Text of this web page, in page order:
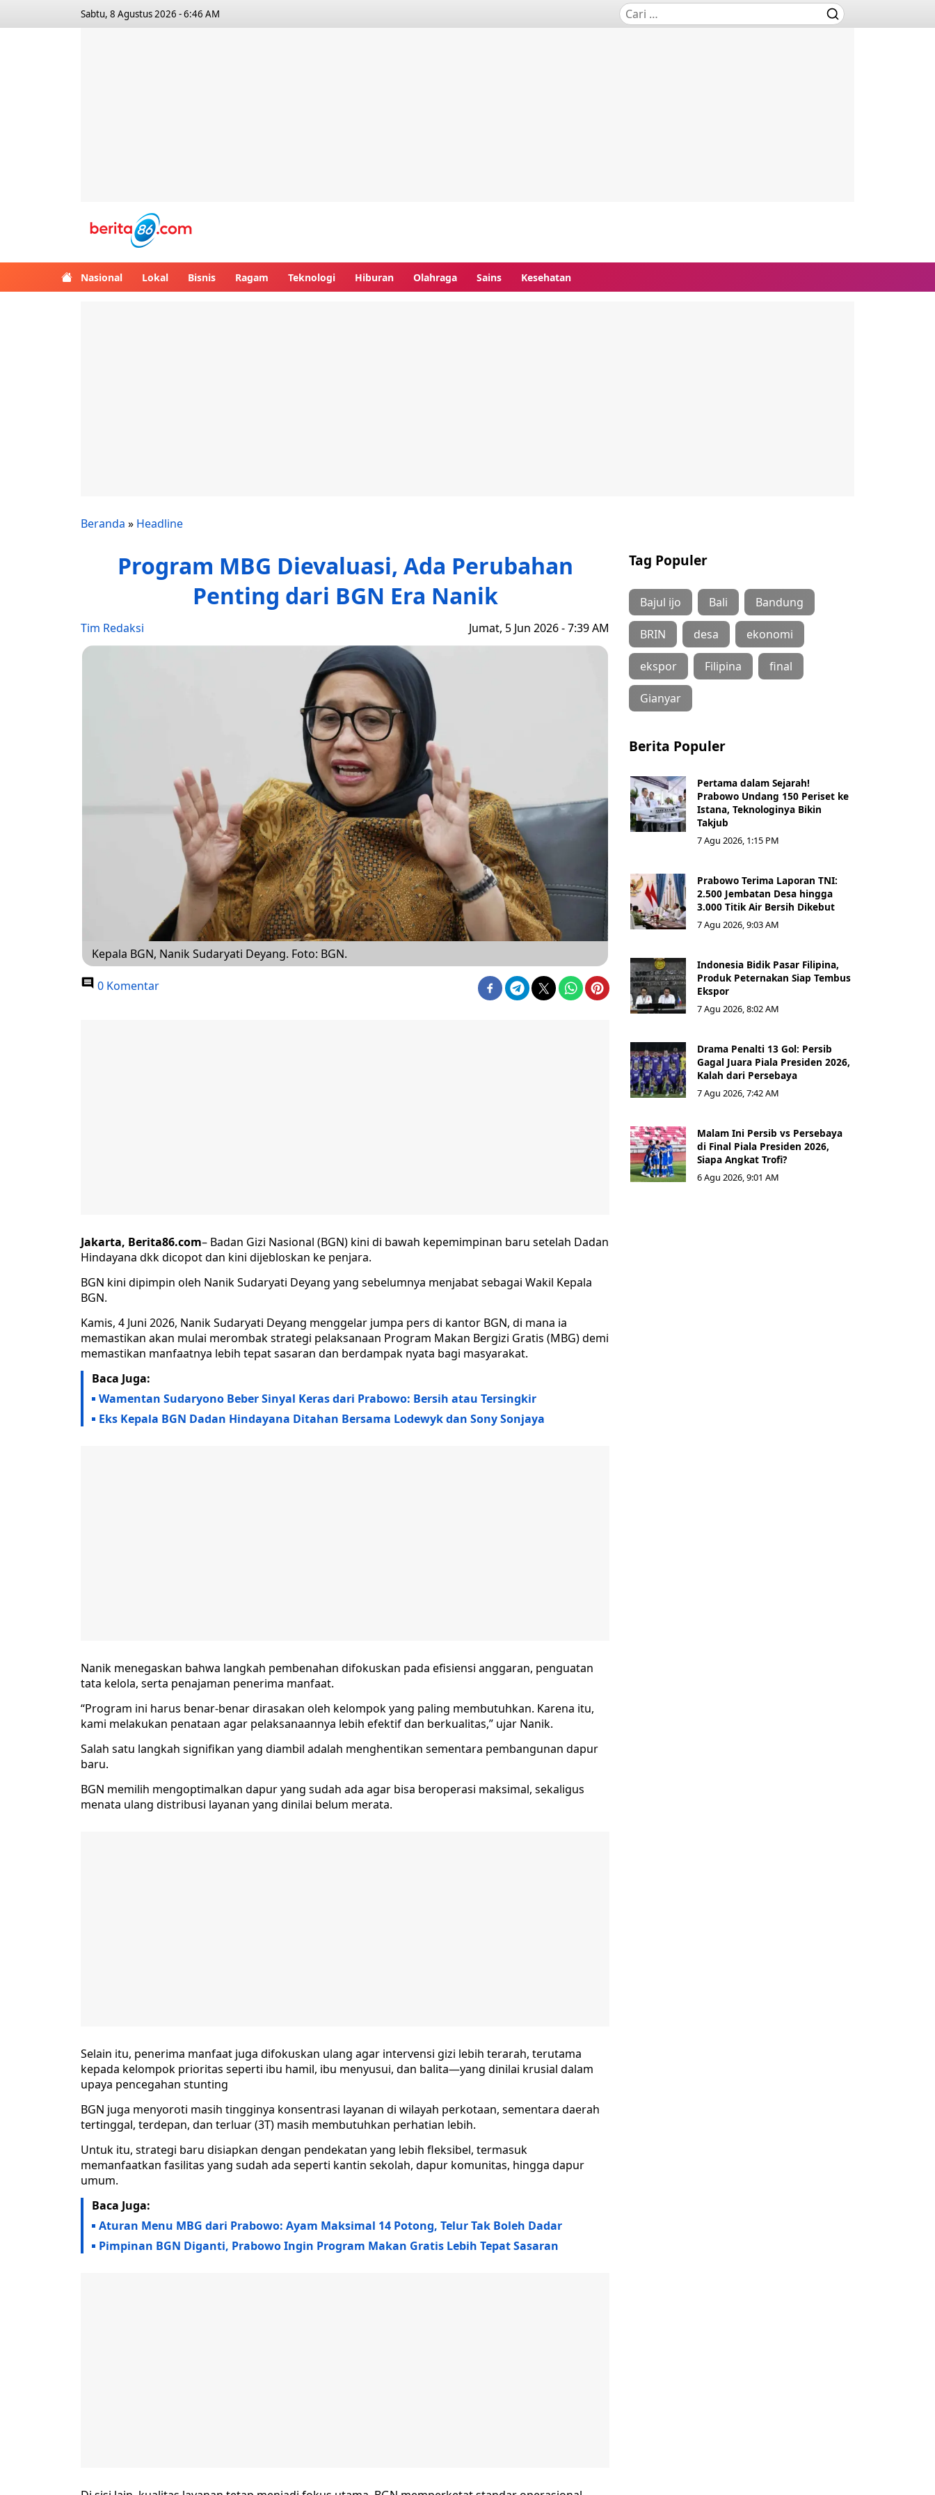
Sabtu, 8 Agustus 2026 - 6:46 AM
Nasional Lokal Bisnis Ragam Teknologi Hiburan Olahraga Sains Kesehatan
Beranda » Headline
Program MBG Dievaluasi, Ada Perubahan
Penting dari BGN Era Nanik
Tim Redaksi Jumat, 5 Jun 2026 - 7:39 AM
Kepala BGN, Nanik Sudaryati Deyang. Foto: BGN.
0 Komentar
Jakarta, Berita86.com– Badan Gizi Nasional (BGN) kini di bawah kepemimpinan baru setelah Dadan
Hindayana dkk dicopot dan kini dijebloskan ke penjara.
BGN kini dipimpin oleh Nanik Sudaryati Deyang yang sebelumnya menjabat sebagai Wakil Kepala
BGN.
Kamis, 4 Juni 2026, Nanik Sudaryati Deyang menggelar jumpa pers di kantor BGN, di mana ia
memastikan akan mulai merombak strategi pelaksanaan Program Makan Bergizi Gratis (MBG) demi
memastikan manfaatnya lebih tepat sasaran dan berdampak nyata bagi masyarakat.
Baca Juga:
Wamentan Sudaryono Beber Sinyal Keras dari Prabowo: Bersih atau Tersingkir
Eks Kepala BGN Dadan Hindayana Ditahan Bersama Lodewyk dan Sony Sonjaya
Nanik menegaskan bahwa langkah pembenahan difokuskan pada efisiensi anggaran, penguatan
tata kelola, serta penajaman penerima manfaat.
“Program ini harus benar-benar dirasakan oleh kelompok yang paling membutuhkan. Karena itu,
kami melakukan penataan agar pelaksanaannya lebih efektif dan berkualitas,” ujar Nanik.
Salah satu langkah signifikan yang diambil adalah menghentikan sementara pembangunan dapur
baru.
BGN memilih mengoptimalkan dapur yang sudah ada agar bisa beroperasi maksimal, sekaligus
menata ulang distribusi layanan yang dinilai belum merata.
Selain itu, penerima manfaat juga difokuskan ulang agar intervensi gizi lebih terarah, terutama
kepada kelompok prioritas seperti ibu hamil, ibu menyusui, dan balita—yang dinilai krusial dalam
upaya pencegahan stunting
BGN juga menyoroti masih tingginya konsentrasi layanan di wilayah perkotaan, sementara daerah
tertinggal, terdepan, dan terluar (3T) masih membutuhkan perhatian lebih.
Untuk itu, strategi baru disiapkan dengan pendekatan yang lebih fleksibel, termasuk
memanfaatkan fasilitas yang sudah ada seperti kantin sekolah, dapur komunitas, hingga dapur
umum.
Baca Juga:
Aturan Menu MBG dari Prabowo: Ayam Maksimal 14 Potong, Telur Tak Boleh Dadar
Pimpinan BGN Diganti, Prabowo Ingin Program Makan Gratis Lebih Tepat Sasaran
Tag Populer
Bajul ijo Bali Bandung
BRIN desa ekonomi
ekspor Filipina final
Gianyar
Berita Populer
Pertama dalam Sejarah!
Prabowo Undang 150 Periset ke
Istana, Teknologinya Bikin
Takjub
7 Agu 2026, 1:15 PM
Prabowo Terima Laporan TNI:
2.500 Jembatan Desa hingga
3.000 Titik Air Bersih Dikebut
7 Agu 2026, 9:03 AM
Indonesia Bidik Pasar Filipina,
Produk Peternakan Siap Tembus
Ekspor
7 Agu 2026, 8:02 AM
Drama Penalti 13 Gol: Persib
Gagal Juara Piala Presiden 2026,
Kalah dari Persebaya
7 Agu 2026, 7:42 AM
Malam Ini Persib vs Persebaya
di Final Piala Presiden 2026,
Siapa Angkat Trofi?
6 Agu 2026, 9:01 AM